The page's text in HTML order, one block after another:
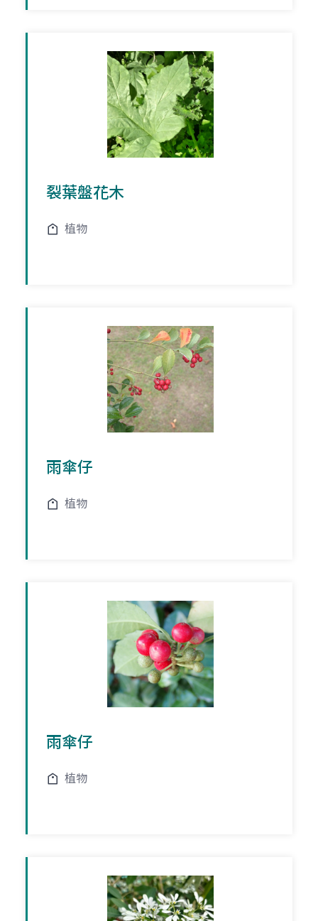
裂葉盤花木
植物
雨傘仔
植物
雨傘仔
植物